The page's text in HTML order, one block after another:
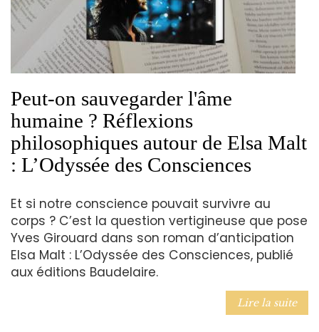
Peut-on sauvegarder l'âme
humaine ? Réflexions
philosophiques autour de Elsa Malt
: L’Odyssée des Consciences
Et si notre conscience pouvait survivre au
corps ? C’est la question vertigineuse que pose
Yves Girouard dans son roman d’anticipation
Elsa Malt : L’Odyssée des Consciences, publié
aux éditions Baudelaire.
Lire la suite